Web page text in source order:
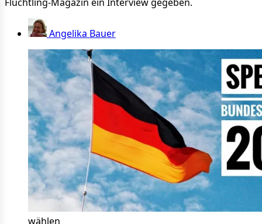
Angelika Bauer
wählen